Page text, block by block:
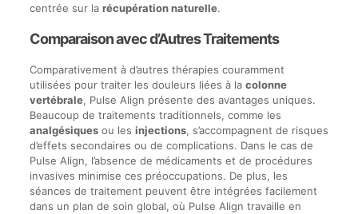
centrée sur la récupération naturelle.
Comparaison avec d’Autres Traitements
Comparativement à d’autres thérapies couramment
utilisées pour traiter les douleurs liées à la colonne
vertébrale, Pulse Align présente des avantages uniques.
Beaucoup de traitements traditionnels, comme les
analgésiquesou les injections, s’accompagnent de risques
d’effets secondaires ou de complications. Dans le cas de
Pulse Align, l’absence de médicaments et de procédures
invasives minimise ces préoccupations. De plus, les
séances de traitement peuvent être intégrées facilement
dans un plan de soin global, où Pulse Align travaille en